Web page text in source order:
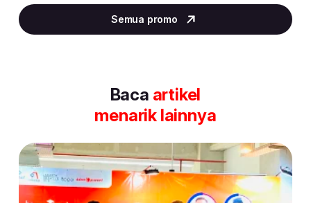
4
of
Semua promo
Baca artikel
menarik lainnya